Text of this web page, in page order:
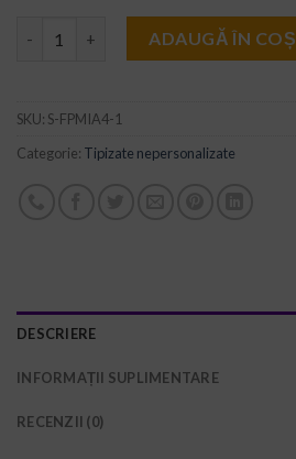
Cantitate Foi parcurs international A4
ADAUGĂ ÎN COȘ
SKU: S-FPMIA4-1
Categorie: Tipizate nepersonalizate
DESCRIERE
INFORMAȚII SUPLIMENTARE
RECENZII (0)